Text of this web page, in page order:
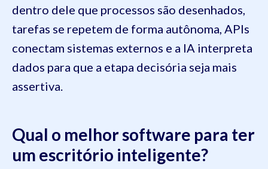
dentro dele que processos são desenhados,
tarefas se repetem de forma autônoma, APIs
conectam sistemas externos e a IA interpreta
dados para que a etapa decisória seja mais
assertiva.
Qual o melhor software para ter
um escritório inteligente?